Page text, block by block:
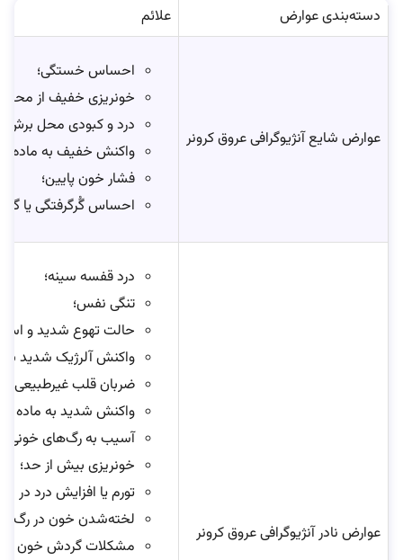
دسته‌بندی عوارض علائم
عوارض شایع آنژیوگرافی عروق کرونر
احساس خستگی؛
خونریزی خفیف از محل
درد و کبودی محل برش و ورود
واکنش خفیف به ماده
فشار خون پایین؛
احساس گُرگرفتگی یا
عوارض نادر آنژیوگرافی عروق کرونر
درد قفسه سینه؛
تنگی نفس؛
حالت تهوع شدید و
واکنش آلرژیک شدید به
ضربان قلب غیرطبیعی
واکنش شدید به ماده
آسیب به رگ‌های خونی با
خونریزی بیش‌ از حد؛
تورم یا افزایش درد در
لخته‌شدن خون در
مشکلات گردش خون در